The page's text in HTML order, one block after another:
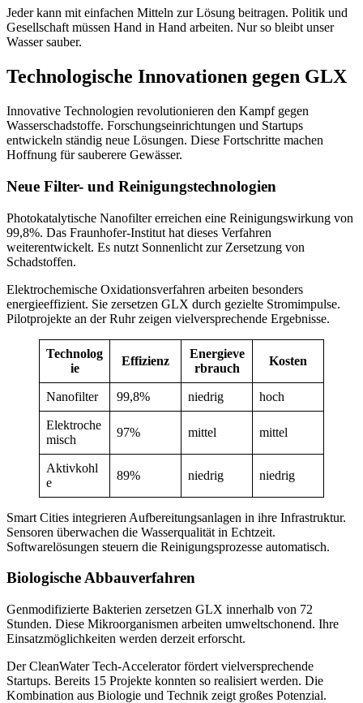
Jeder kann mit einfachen Mitteln zur Lösung beitragen. Politik und
Gesellschaft müssen Hand in Hand arbeiten. Nur so bleibt unser
Wasser sauber.
Technologische Innovationen gegen GLX
Innovative Technologien revolutionieren den Kampf gegen
Wasserschadstoffe. Forschungseinrichtungen und Startups
entwickeln ständig neue Lösungen. Diese Fortschritte machen
Hoffnung für sauberere Gewässer.
Neue Filter- und Reinigungstechnologien
Photokatalytische Nanofilter erreichen eine Reinigungswirkung von
99,8%. Das Fraunhofer-Institut hat dieses Verfahren
weiterentwickelt. Es nutzt Sonnenlicht zur Zersetzung von
Schadstoffen.
Elektrochemische Oxidationsverfahren arbeiten besonders
energieeffizient. Sie zersetzen GLX durch gezielte Stromimpulse.
Pilotprojekte an der Ruhr zeigen vielversprechende Ergebnisse.
Technolog
ie
Effizienz
Energieve
rbrauch
Kosten
Nanofilter 99,8% niedrig hoch
Elektroche
misch
97% mittel mittel
Aktivkohl
e
89% niedrig niedrig
Smart Cities integrieren Aufbereitungsanlagen in ihre Infrastruktur.
Sensoren überwachen die Wasserqualität in Echtzeit.
Softwarelösungen steuern die Reinigungsprozesse automatisch.
Biologische Abbauverfahren
Genmodifizierte Bakterien zersetzen GLX innerhalb von 72
Stunden. Diese Mikroorganismen arbeiten umweltschonend. Ihre
Einsatzmöglichkeiten werden derzeit erforscht.
Der CleanWater Tech-Accelerator fördert vielversprechende
Startups. Bereits 15 Projekte konnten so realisiert werden. Die
Kombination aus Biologie und Technik zeigt großes Potenzial.